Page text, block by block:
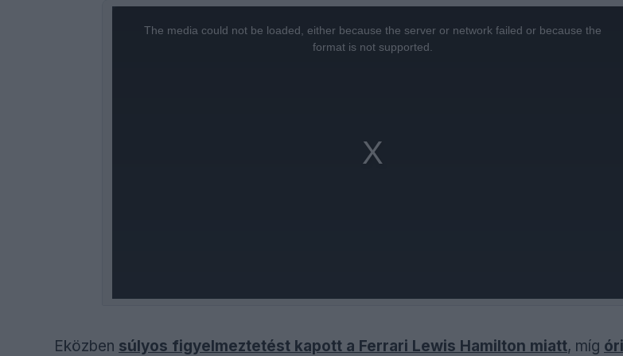
The media could not be loaded, either because the server or network failed or because the
format is not supported.
Eközben súlyos figyelmeztetést kapott a Ferrari Lewis Hamilton miatt, míg